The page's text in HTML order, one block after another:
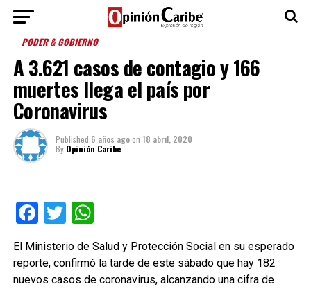
PODER & GOBIERNO
A 3.621 casos de contagio y 166
muertes llega el país por
Coronavirus
Published 6 años agoon 18 abril, 2020
By Opinión Caribe
Facebook
TwitterWhatsApp
El Ministerio de Salud y Protección Social en su esperado
reporte, confirmó la tarde de este sábado que hay 182
nuevos casos de coronavirus, alcanzando una cifra de